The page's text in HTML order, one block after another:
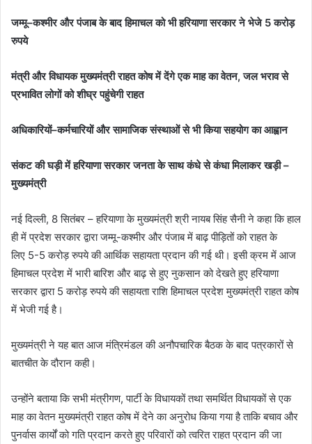
जम्मू–कश्मीर और पंजाब के बाद हिमाचल को भी हरियाणा सरकार ने भेजे 5करोड़
रुपये
मंत्री और विधायक मुख्यमंत्री राहत कोष में देंगे एक माह का वेतन,जल भराव से
प्रभावित लोगों को शीघ्र पहुंचेगी राहत
अधिकारियों–कर्मचारियों और सामाजिक संस्थाओं से भी किया सहयोग का आह्वान
संकट की घड़ी में हरियाणा सरकार जनता के साथ कंधे से कंधा मिलाकर खड़ी –
मुख्यमंत्री
नई दिल्ली, 8 सितंबर – हरियाणा के मुख्यमंत्री श्री नायब सिंह सैनी ने कहा कि हाल
ही में प्रदेश सरकार द्वारा जम्मू-कश्मीर और पंजाब में बाढ़ पीड़ितों को राहत के
लिए 5-5 करोड़ रुपये की आर्थिक सहायता प्रदान की गई थी। इसी क्रम में आज
हिमाचल प्रदेश में भारी बारिश और बाढ़ से हुए नुकसान को देखते हुए हरियाणा
सरकार द्वारा 5 करोड़ रुपये की सहायता राशि हिमाचल प्रदेश मुख्यमंत्री राहत कोष
में भेजी गई है।
मुख्यमंत्री ने यह बात आज मंत्रिमंडल की अनौपचारिक बैठक के बाद पत्रकारों से
बातचीत के दौरान कही।
उन्होंने बताया कि सभी मंत्रीगण, पार्टी के विधायकों तथा समर्थित विधायकों से एक
माह का वेतन मुख्यमंत्री राहत कोष में देने का अनुरोध किया गया है ताकि बचाव और
पुनर्वास कार्यों को गति प्रदान करते हुए परिवारों को त्वरित राहत प्रदान की जा